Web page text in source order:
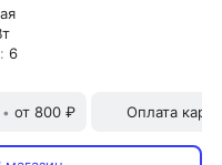
6
• от 800 ₽ Оплата